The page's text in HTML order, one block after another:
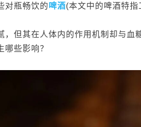
对瓶畅饮的啤酒(本文中的啤酒特指
，但其在人体内的作用机制却与
些影响？